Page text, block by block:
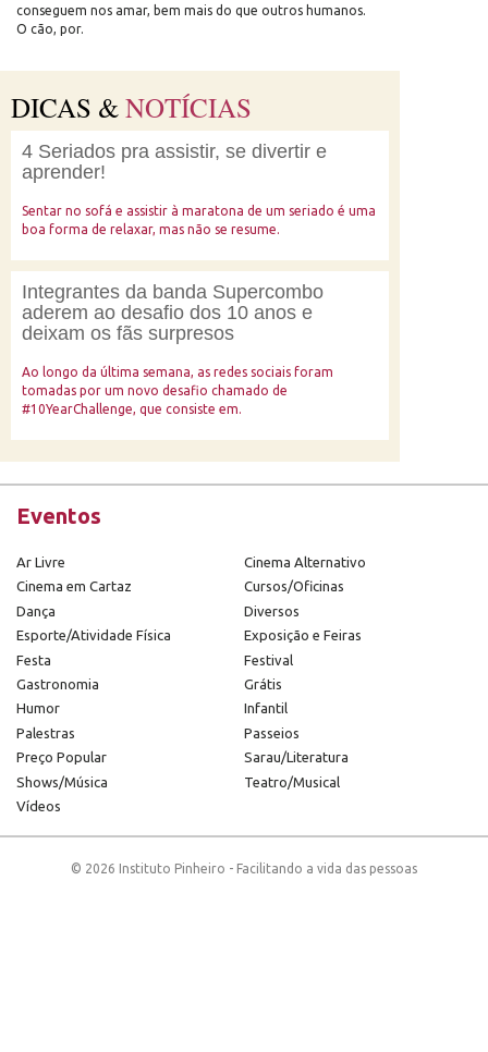
conseguem nos amar, bem mais do que outros humanos.
O cão, por.
DICAS &NOTÍCIAS
4 Seriados pra assistir, se divertir e
aprender!
Sentar no sofá e assistir à maratona de um seriado é uma
boa forma de relaxar, mas não se resume.
Integrantes da banda Supercombo
aderem ao desafio dos 10 anos e
deixam os fãs surpresos
Ao longo da última semana, as redes sociais foram
tomadas por um novo desafio chamado de
#10YearChallenge, que consiste em.
Eventos
Ar Livre
Cinema Alternativo
Cinema em Cartaz
Cursos/Oficinas
Dança
Diversos
Esporte/Atividade Física
Exposição e Feiras
Festa
Festival
Gastronomia
Grátis
Humor
Infantil
Palestras
Passeios
Preço Popular
Sarau/Literatura
Shows/Música
Teatro/Musical
Vídeos
© 2026 Instituto Pinheiro - Facilitando a vida das pessoas